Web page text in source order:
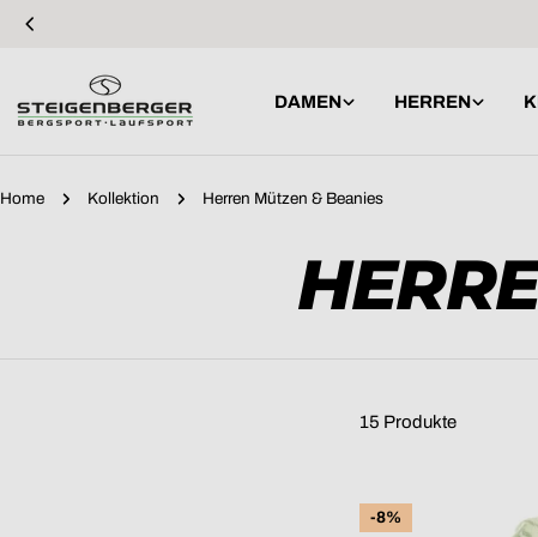
Zum
DAMEN HERREN
Home Kollektion Herren Mützen & Beanies
S
15 Produkte
-8%